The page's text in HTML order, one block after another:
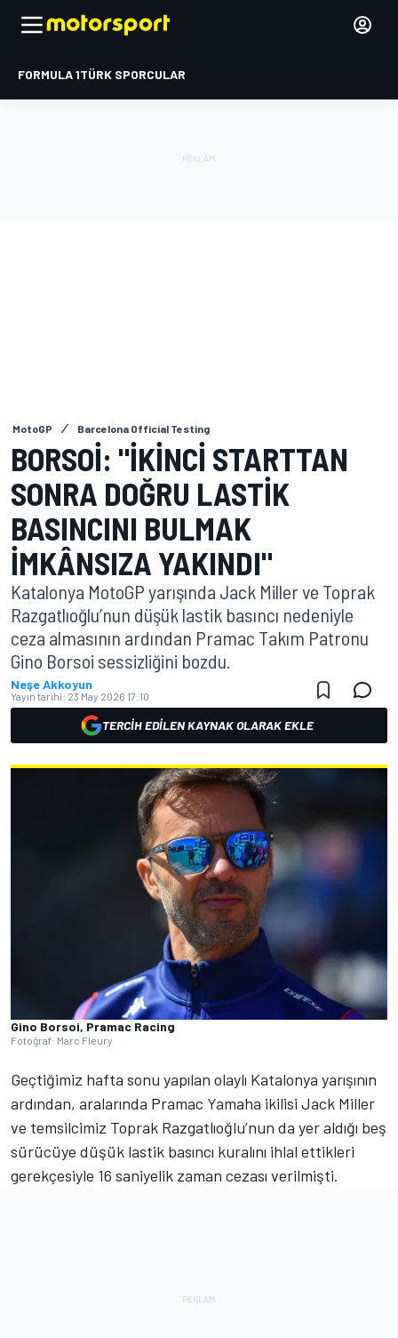
FORMULA 1TÜRK SPORCULAR
MotoGP Barcelona Official Testing
BORSOI: "İKINCI STARTTAN
SONRA DOĞRU LASTIK
BASINCINI BULMAK
IMKÂNSIZA YAKINDI"
Katalonya MotoGP yarışında Jack Miller ve Toprak
Razgatlıoğlu’nun düşük lastik basıncı nedeniyle
ceza almasının ardından Pramac Takım Patronu
Gino Borsoi sessizliğini bozdu.
Neşe Akkoyun
Yayın tarihi: 23 May 2026 17:10
TERCIH EDILEN KAYNAK OLARAK EKLE
Gino Borsoi, Pramac Racing
Fotoğraf: Marc Fleury
Geçtiğimiz hafta sonu yapılan olaylı Katalonya yarışının
ardından, aralarında Pramac Yamaha ikilisi Jack Miller
ve temsilcimiz Toprak Razgatlıoğlu’nun da yer aldığı beş
sürücüye düşük lastik basıncı kuralını ihlal ettikleri
gerekçesiyle 16 saniyelik zaman cezası verilmişti.